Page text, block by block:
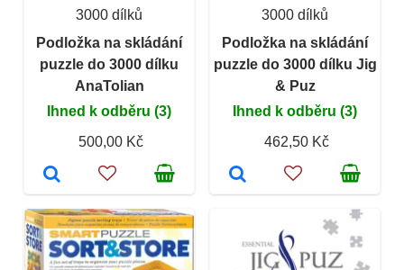
3000 dílků
Podložka na skládání
puzzle do 3000 dílku
AnaTolian
Ihned k odběru (3)
500,00 Kč
3000 dílků
Podložka na skládání
puzzle do 3000 dílku Jig
& Puz
Ihned k odběru (3)
462,50 Kč